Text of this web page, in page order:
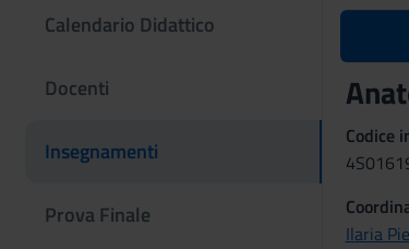
Calendario Didattico
Docenti
Insegnamenti
Prova Finale
Codice
Ilaria